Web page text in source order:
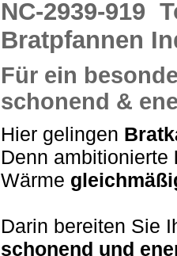
NC-2939-919
Bratpfannen
Für ein
schonend &
Hier gelingen
Denn ambitionierte
Wärme
Darin bereiten Sie
schonend und